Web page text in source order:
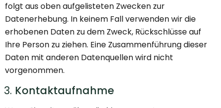
folgt aus oben aufgelisteten Zwecken zur
Datenerhebung. In keinem Fall verwenden wir die
erhobenen Daten zu dem Zweck, Rückschlüsse auf
Ihre Person zu ziehen. Eine Zusammenführung dieser
Daten mit anderen Datenquellen wird nicht
vorgenommen.
Kontaktaufnahme